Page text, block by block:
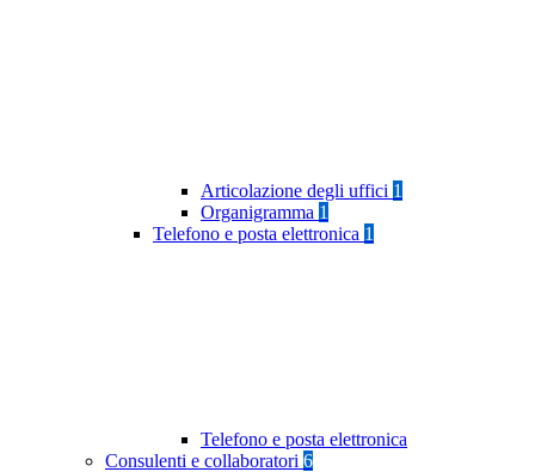
Articolazione degli uffici 1
Organigramma 1
Telefono e posta elettronica 1
Telefono e posta elettronica
Consulenti e collaboratori 6